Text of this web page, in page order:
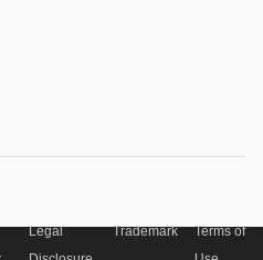
Legal
Trademark
Terms of